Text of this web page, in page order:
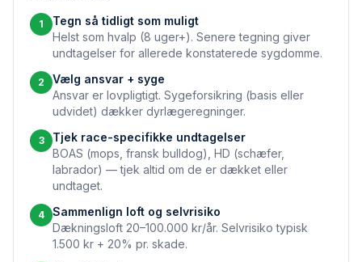
1
Tegn så tidligt som muligt
Helst som hvalp (8 uger+). Senere tegning giver
undtagelser for allerede konstaterede sygdomme.
2
Vælg ansvar + syge
Ansvar er lovpligtigt. Syge­forsikring (basis eller
udvidet) dækker dyrlægeregninger.
3
Tjek race-specifikke undtagelser
BOAS (mops, fransk bulldog), HD (schæfer,
labrador) — tjek altid om de er dækket eller
undtaget.
4
Sammenlign loft og selvrisiko
Dækningsloft 20–100.000 kr/år. Selvrisiko typisk
1.500 kr + 20% pr. skade.